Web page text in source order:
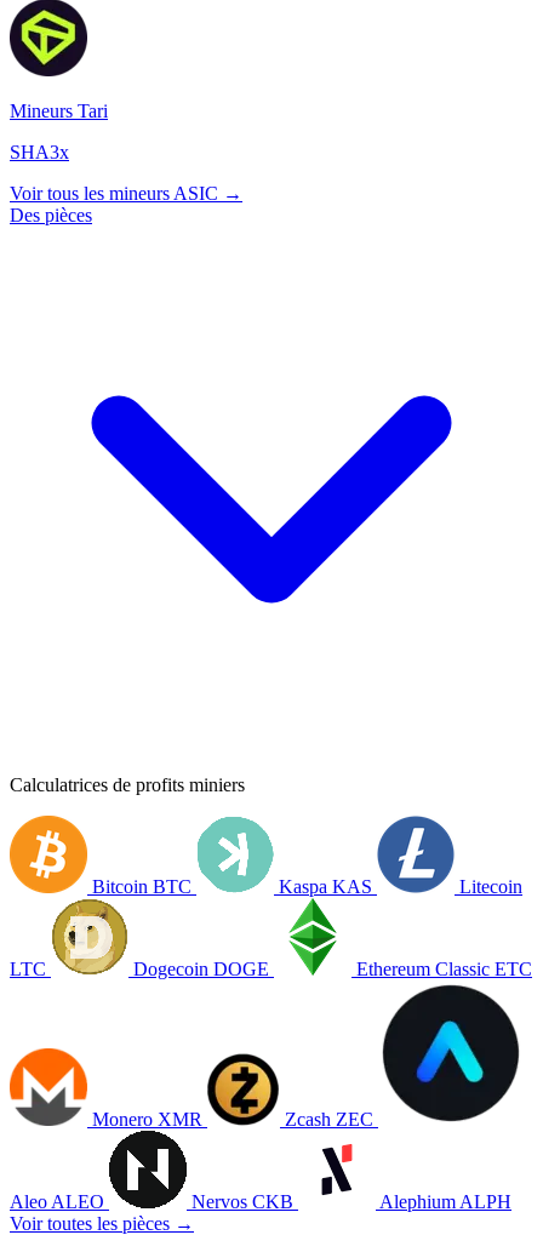
Mineurs Tari
SHA3x
Voir tous les mineurs ASIC →
Des pièces
Calculatrices de profits miniers
Bitcoin BTC Kaspa KAS Litecoin
LTC Dogecoin DOGE Ethereum Classic ETC
Monero XMR Zcash ZEC
Aleo ALEO Nervos CKB Alephium ALPH
Voir toutes les pièces →